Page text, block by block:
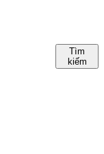
Tìm
kiếm